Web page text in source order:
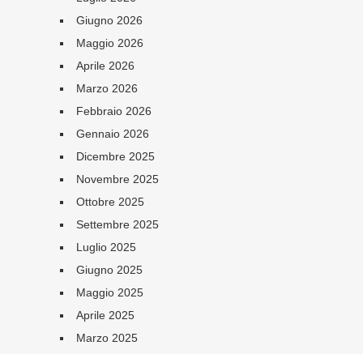
Giugno 2026
Maggio 2026
Aprile 2026
Marzo 2026
Febbraio 2026
Gennaio 2026
Dicembre 2025
Novembre 2025
Ottobre 2025
Settembre 2025
Luglio 2025
Giugno 2025
Maggio 2025
Aprile 2025
Marzo 2025